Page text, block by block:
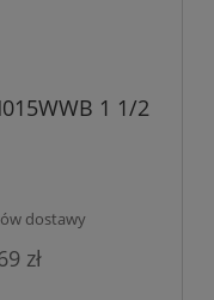
1 1/2
dostawy
zł